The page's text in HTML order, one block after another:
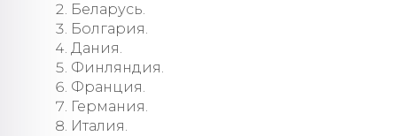
Беларусь.
Болгария.
Дания.
Финляндия.
Франция.
Германия.
Италия.